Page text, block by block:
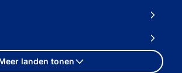
landen tonen